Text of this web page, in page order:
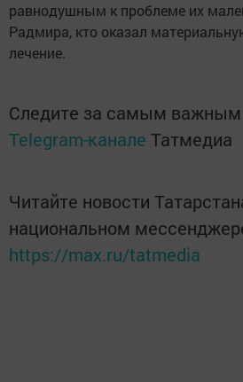
равнодушным к проблеме их
Радмира, кто оказал
лечение.
Следите за самым
Telegram-канале Татмедиа
Читайте новости
национальном
https://max.ru/tatmedia